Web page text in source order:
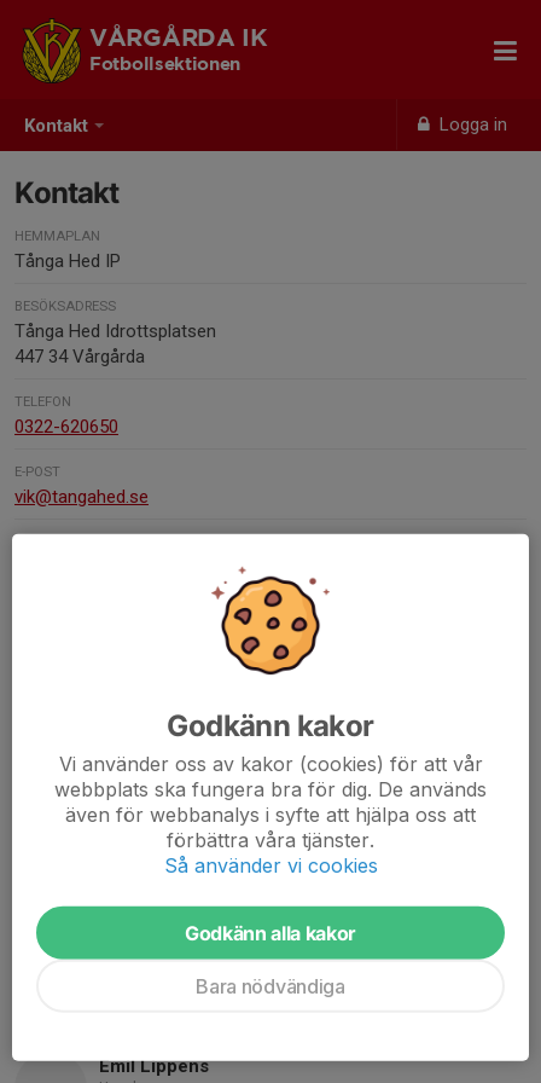
Kontakt Logga in
VÅRGÅRDA IK
Fotbollsektionen
Kontakt
HEMMAPLAN
Tånga Hed IP
BESÖKSADRESS
Tånga Hed Idrottsplatsen
447 34 Vårgårda
TELEFON
0322-620650
E-POST
vik@tangahed.se
Fotboll - Vårgårda IK
Tånga Hed Idrottsplatsen
447 34 Vårgårda
ORG. NUMMER
864000-2252
Emil Lippens
Godkänn kakor
Vi använder oss av kakor (cookies) för att vår
webbplats ska fungera bra för dig. De används
även för webbanalys i syfte att hjälpa oss att
förbättra våra tjänster.
Så använder vi cookies
Godkänn alla kakor
Bara nödvändiga